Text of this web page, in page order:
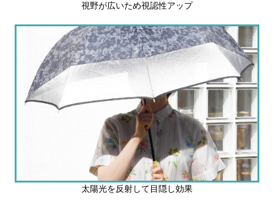
視野が広いため視認性アップ
太陽光を反射して目隠し効果